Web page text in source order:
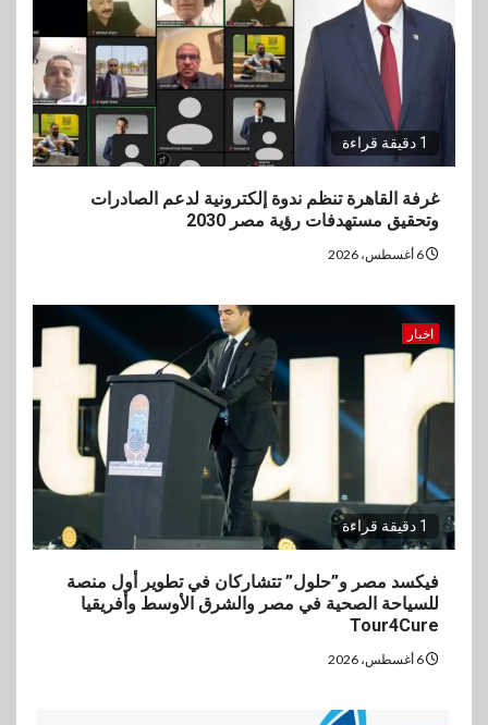
1 دقيقة قراءة
غرفة القاهرة تنظم ندوة إلكترونية لدعم الصادرات
وتحقيق مستهدفات رؤية مصر 2030
اخبار
1 دقيقة قراءة
فيكسد مصر و”حلول” تتشاركان في تطوير أول منصة
للسياحة الصحية في مصر والشرق الأوسط وأفريقيا
Tour4Cure